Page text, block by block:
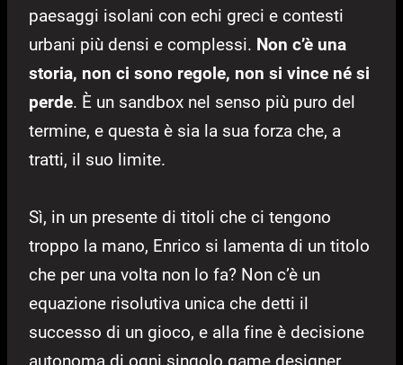
paesaggi isolani con echi greci e contesti
urbani più densi e complessi. Non c’è una
storia, non ci sono regole, non si vince né si
perde. È un sandbox nel senso più puro del
termine, e questa è sia la sua forza che, a
tratti, il suo limite.
Sì, in un presente di titoli che ci tengono
troppo la mano, Enrico si lamenta di un titolo
che per una volta non lo fa? Non c’è un
equazione risolutiva unica che detti il
successo di un gioco, e alla fine è decisione